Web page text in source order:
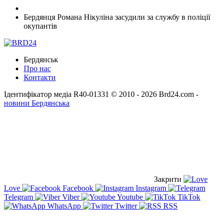
Бердянця Романа Нікуліна засудили за службу в поліції
окупантів
Бердянськ
Про нас
Контакти
Ідентифікатор медіа R40-01331 © 2010 - 2026 Brd24.com -
новини Бердянська
Закрити
Love
Facebook
Instagram
Telegram
Viber Youtube
TikTok
WhatsApp
Twitter RSS